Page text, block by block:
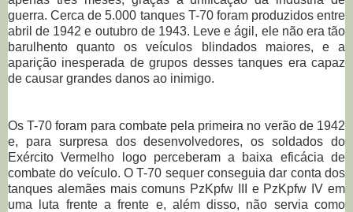
guerra. Cerca de 5.000 tanques T-70 foram produzidos entre
abril de 1942 e outubro de 1943. Leve e ágil, ele não era tão
barulhento quanto os veículos blindados maiores, e a
aparição inesperada de grupos desses tanques era capaz
de causar grandes danos ao inimigo.
Os T-70 foram para combate pela primeira no verão de 1942
e, para surpresa dos desenvolvedores, os soldados do
Exército Vermelho logo perceberam a baixa eficácia de
combate do veículo. O T-70 sequer conseguia dar conta dos
tanques alemães mais comuns PzKpfw III e PzKpfw IV em
uma luta frente a frente e, além disso, não servia como